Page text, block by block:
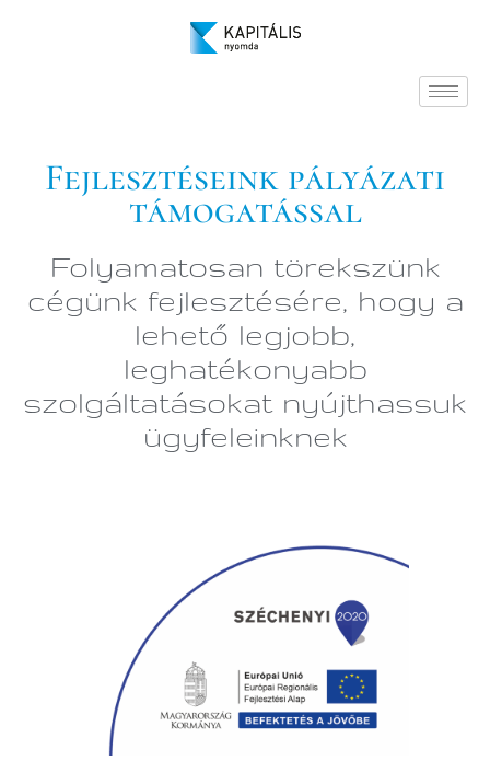
Fejlesztéseink pályázati
támogatással
Folyamatosan törekszünk
cégünk fejlesztésére, hogy a
lehető legjobb,
leghatékonyabb
szolgáltatásokat nyújthassuk
ügyfeleinknek